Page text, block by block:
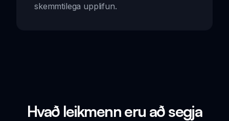
skemmtilega upplifun.
Hvað leikmenn eru að segja